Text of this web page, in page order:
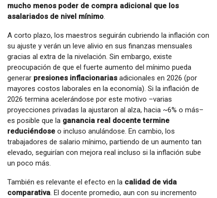
mucho menos poder de compra adicional que los
asalariados de nivel mínimo.
A corto plazo, los maestros seguirán cubriendo la inflación con
su ajuste y verán un leve alivio en sus finanzas mensuales
gracias al extra de la nivelación. Sin embargo, existe
preocupación de que el fuerte aumento del mínimo pueda
generar presiones inflacionarias adicionales en 2026 (por
mayores costos laborales en la economía). Si la inflación de
2026 termina acelerándose por este motivo –varias
proyecciones privadas la ajustaron al alza, hacia ~6% o más–
es posible que la ganancia real docente termine
reduciéndose o incluso anulándose. En cambio, los
trabajadores de salario mínimo, partiendo de un aumento tan
elevado, seguirían con mejora real incluso si la inflación sube
un poco más.
También es relevante el efecto en la calidad de vida
comparativa. El docente promedio, aun con su incremento